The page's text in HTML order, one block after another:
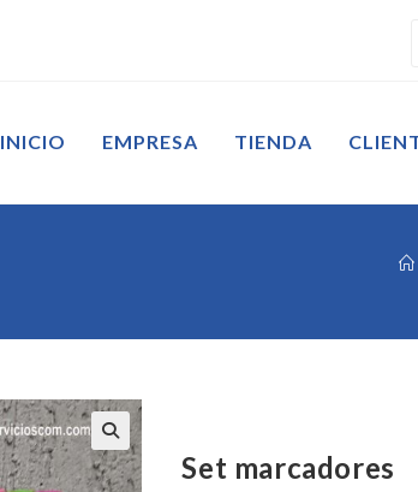
INICIO EMPRESA TIENDA
Set marcadores